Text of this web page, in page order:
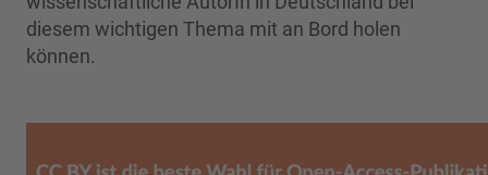
diesem wichtigen Thema mit an Bord holen
können.